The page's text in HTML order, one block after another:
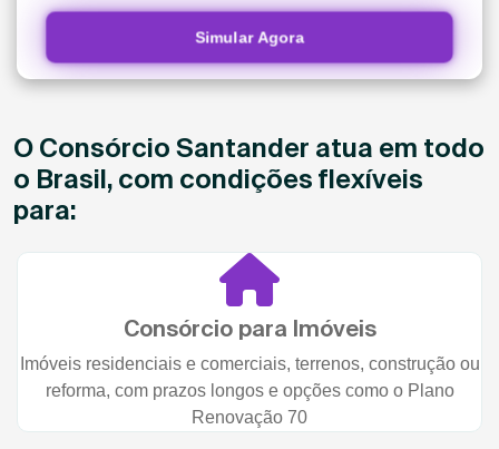
Simular Agora
O Consórcio Santander atua em todo
o Brasil, com condições flexíveis
para:
Consórcio para Imóveis
Imóveis residenciais e comerciais, terrenos, construção ou
reforma, com prazos longos e opções como o Plano
Renovação 70